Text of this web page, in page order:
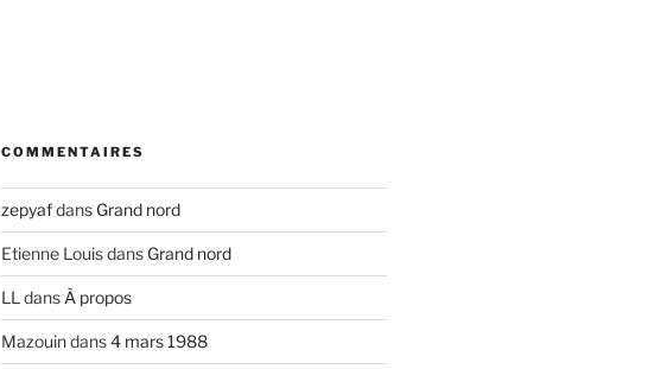
COMMENTAIRES
zepyafdans Grand nord
Etienne Louisdans Grand nord
LL dans À propos
Mazouindans4 mars 1988